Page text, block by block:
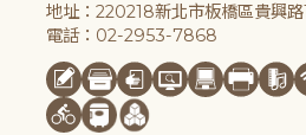
地址：220218新北市板橋區貴興
電話：02-2953-7868